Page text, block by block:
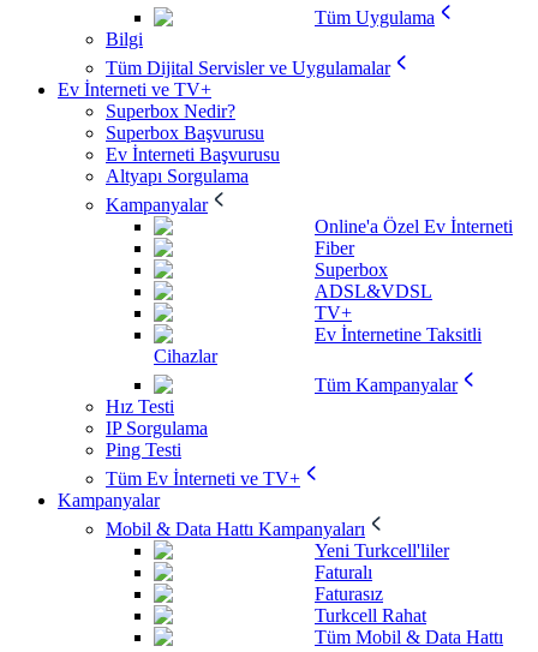
Tüm Uygulama
Bilgi
Tüm Dijital Servisler ve Uygulamalar
Ev İnterneti ve TV+
Superbox Nedir?
Superbox Başvurusu
Ev İnterneti Başvurusu
Altyapı Sorgulama
Kampanyalar
Online'a Özel Ev İnterneti
Fiber
Superbox
ADSL&VDSL
TV+
Ev İnternetine Taksitli
Cihazlar
Tüm Kampanyalar
Hız Testi
IP Sorgulama
Ping Testi
Tüm Ev İnterneti ve TV+
Kampanyalar
Mobil & Data Hattı Kampanyaları
Yeni Turkcell'liler
Faturalı
Faturasız
Turkcell Rahat
Tüm Mobil & Data Hattı